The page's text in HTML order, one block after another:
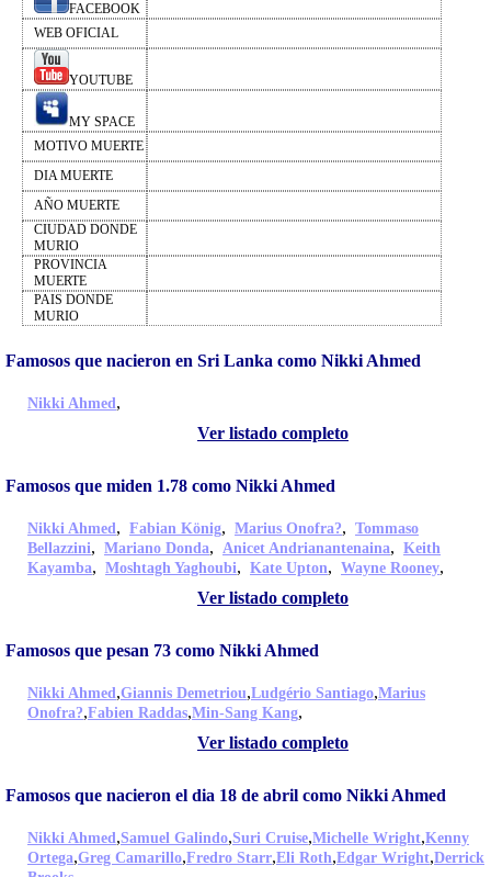
FACEBOOK
WEB OFICIAL
YOUTUBE
MY SPACE
MOTIVO MUERTE
DIA MUERTE
AÑO MUERTE
CIUDAD DONDE
MURIO
PROVINCIA
MUERTE
PAIS DONDE
MURIO
Famosos que nacieron en Sri Lanka como Nikki Ahmed
Nikki Ahmed,
Ver listado completo
Famosos que miden 1.78 como Nikki Ahmed
Nikki Ahmed, Fabian König, Marius Onofra?, Tommaso
Bellazzini, Mariano Donda, Anicet Andrianantenaina, Keith
Kayamba, Moshtagh Yaghoubi, Kate Upton, Wayne Rooney,
Ver listado completo
Famosos que pesan 73 como Nikki Ahmed
Nikki Ahmed,Giannis Demetriou,Ludgério Santiago,Marius
Onofra?,Fabien Raddas,Min-Sang Kang,
Ver listado completo
Famosos que nacieron el dia 18 de abril como Nikki Ahmed
Nikki Ahmed,Samuel Galindo,Suri Cruise,Michelle Wright,Kenny
Ortega,Greg Camarillo,Fredro Starr,Eli Roth,Edgar Wright,Derrick